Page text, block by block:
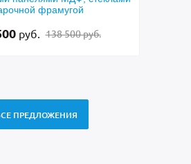
фрамугой
руб. 138 500 руб.
ПРЕДЛОЖЕНИЯ